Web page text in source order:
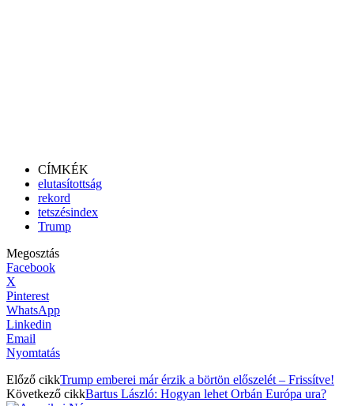
CÍMKÉK
elutasítottság
rekord
tetszésindex
Trump
Megosztás
Facebook
X
Pinterest
WhatsApp
Linkedin
Email
Nyomtatás
Előző cikkTrump emberei már érzik a börtön előszelét – Frissítve!
Következő cikkBartus László: Hogyan lehet Orbán Európa ura?